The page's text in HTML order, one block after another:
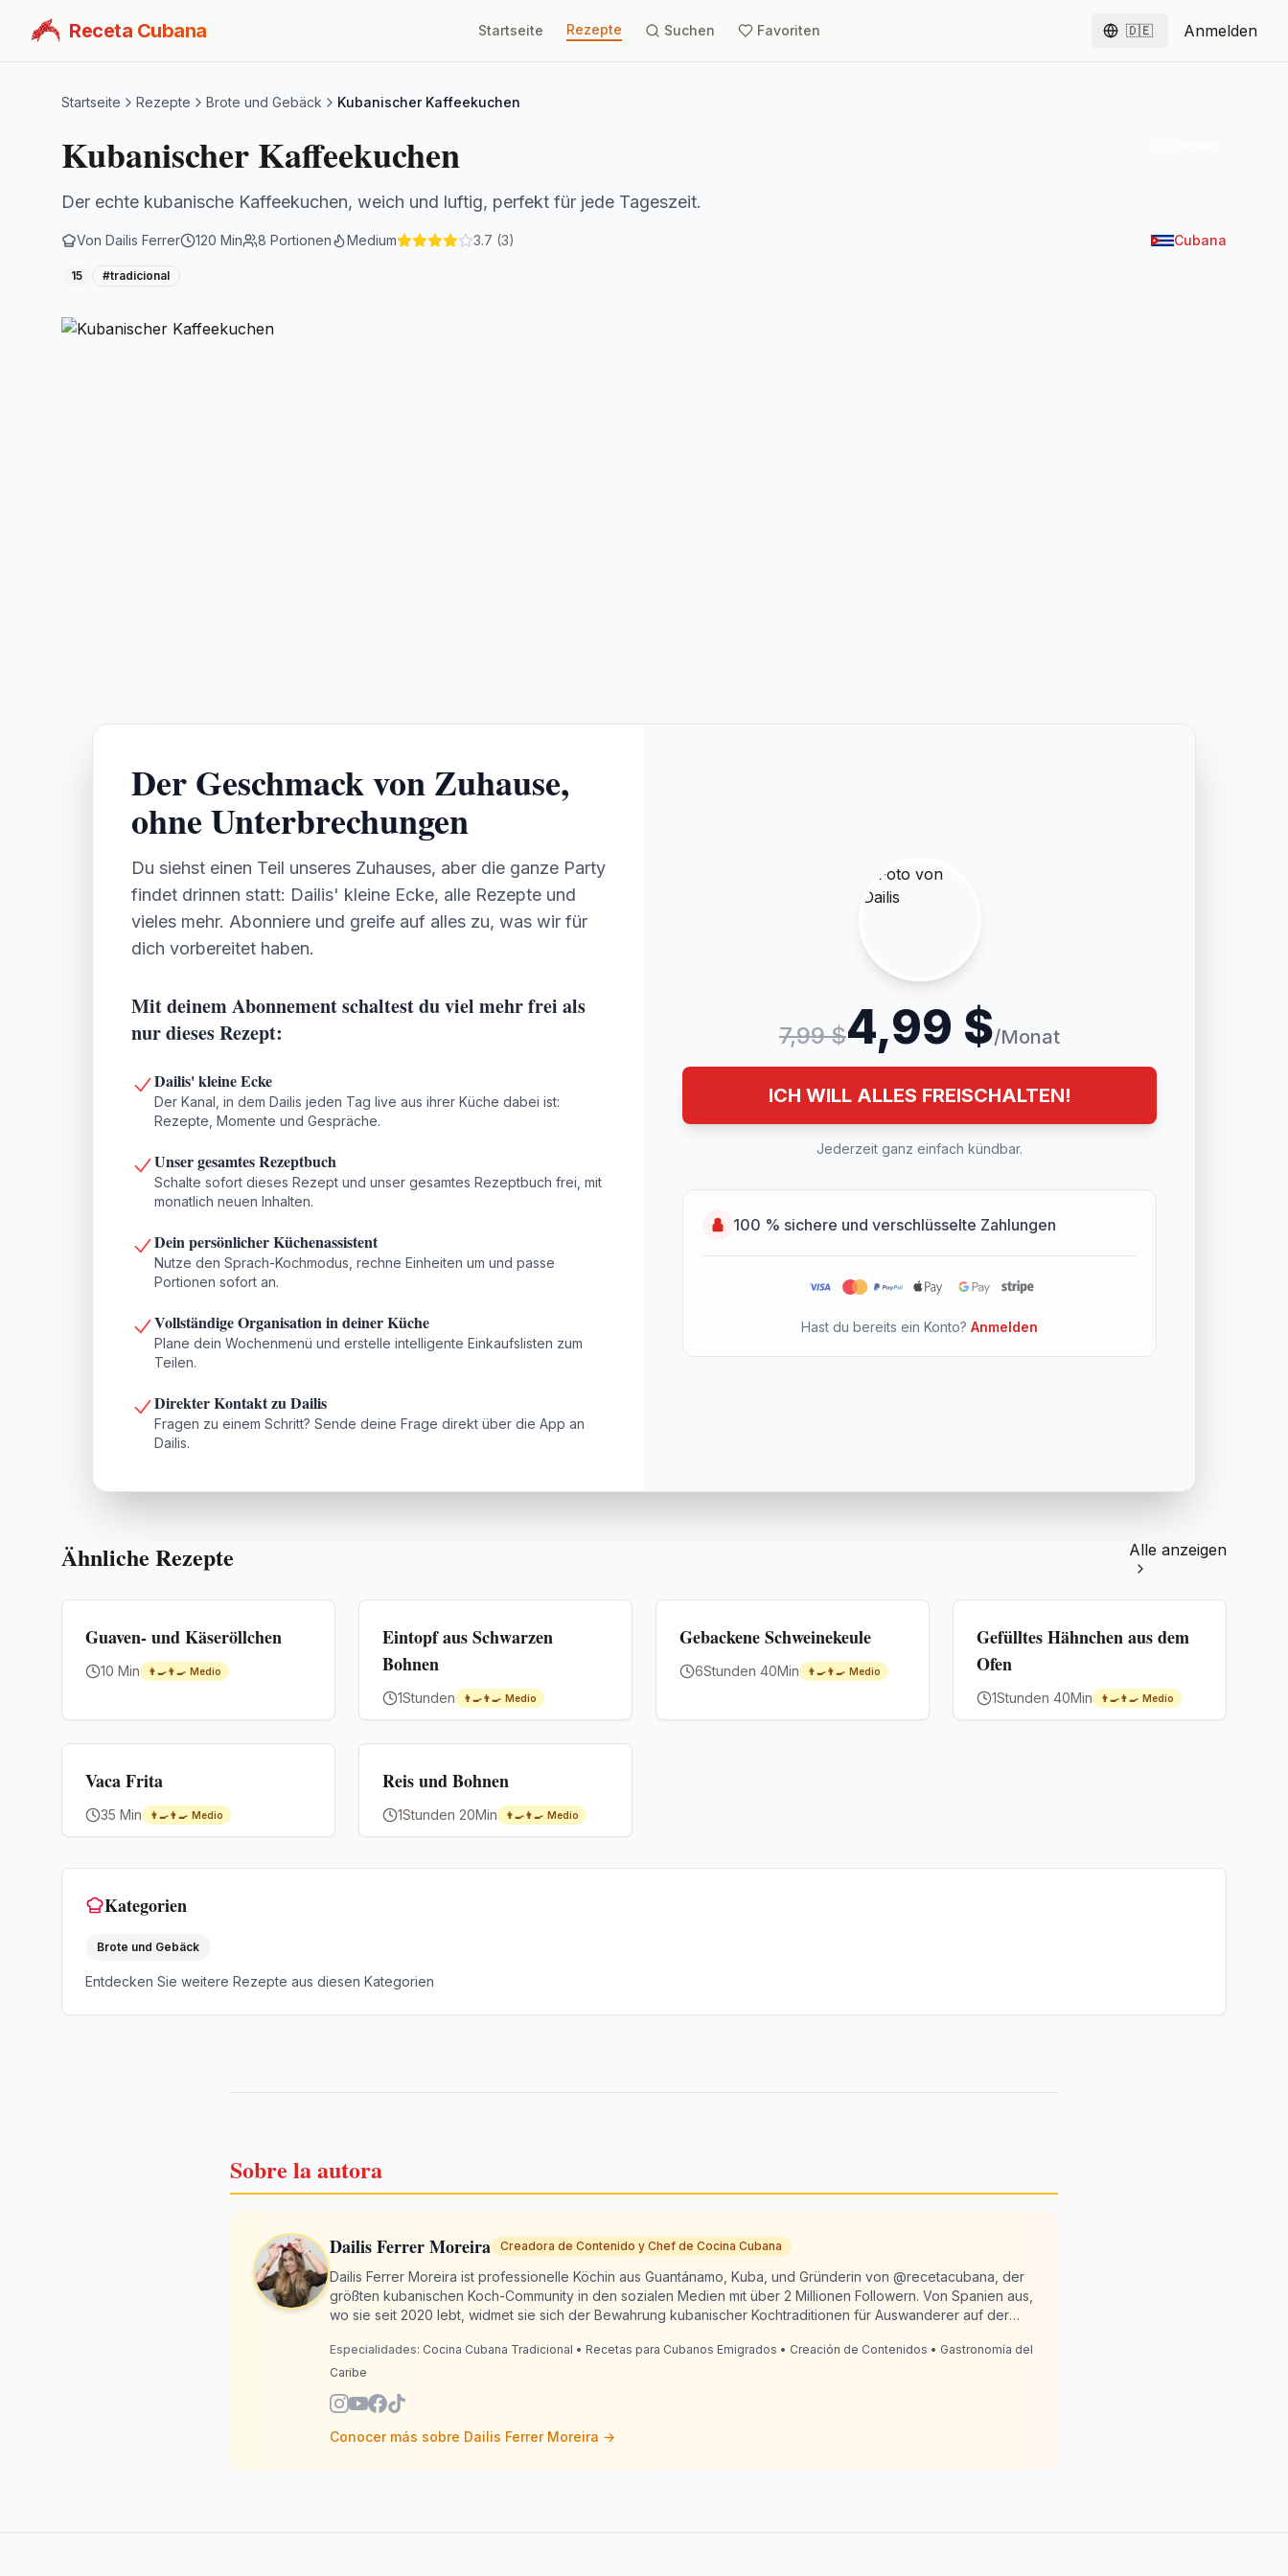
Receta Cubana Startseite Rezepte Suchen Favoriten 🇩🇪
Deutsch Anmelden
Startseite Rezepte Brote und Gebäck Kubanischer Kaffeekuchen
Kubanischer Kaffeekuchen
Der echte kubanische Kaffeekuchen, weich und luftig, perfekt für jede Tageszeit.
Von Dailis Ferrer 120 Min 8 Portionen Medium 3.7 (3) Cubana
15 #tradicional
Der Geschmack von Zuhause,
ohne Unterbrechungen
Du siehst einen Teil unseres Zuhauses, aber die ganze Party
findet drinnen statt: Dailis' kleine Ecke, alle Rezepte und
vieles mehr. Abonniere und greife auf alles zu, was wir für
dich vorbereitet haben.
Mit deinem Abonnement schaltest du viel mehr frei als
nur dieses Rezept:
Dailis' kleine Ecke
Der Kanal, in dem Dailis jeden Tag live aus ihrer Küche dabei ist:
Rezepte, Momente und Gespräche.
Unser gesamtes Rezeptbuch
Schalte sofort dieses Rezept und unser gesamtes Rezeptbuch frei, mit
monatlich neuen Inhalten.
Dein persönlicher Küchenassistent
Nutze den Sprach-Kochmodus, rechne Einheiten um und passe
Portionen sofort an.
Vollständige Organisation in deiner Küche
Plane dein Wochenmenü und erstelle intelligente Einkaufslisten zum
Teilen.
Direkter Kontakt zu Dailis
Fragen zu einem Schritt? Sende deine Frage direkt über die App an
Dailis.
7,99 $4,99 $/Monat
ICH WILL ALLES FREISCHALTEN!
Jederzeit ganz einfach kündbar.
100 % sichere und verschlüsselte Zahlungen
Hast du bereits ein Konto? Anmelden
Ähnliche Rezepte Alle anzeigen
Guaven- und Käseröllchen
10 Min 👨‍🍳👨‍🍳 Medio
Eintopf aus Schwarzen
Bohnen
1Stunden 👨‍🍳👨‍🍳 Medio
Gebackene Schweinekeule
6Stunden 40Min 👨‍🍳👨‍🍳 Medio
Gefülltes Hähnchen aus dem
Ofen
1Stunden 40Min 👨‍🍳👨‍🍳 Medio
Vaca Frita
35 Min 👨‍🍳👨‍🍳 Medio
Reis und Bohnen
1Stunden 20Min 👨‍🍳👨‍🍳 Medio
Kategorien
Brote und Gebäck
Entdecken Sie weitere Rezepte aus diesen Kategorien
Sobre la autora
Dailis Ferrer Moreira Creadora de Contenido y Chef de Cocina Cubana
Dailis Ferrer Moreira ist professionelle Köchin aus Guantánamo, Kuba, und Gründerin von @recetacubana, der
größten kubanischen Koch-Community in den sozialen Medien mit über 2 Millionen Followern. Von Spanien aus,
wo sie seit 2020 lebt, widmet sie sich der Bewahrung kubanischer Kochtraditionen für Auswanderer auf der
Gericht schmeckt "wie bei Oma". RecetaCubana.app ist ihre digitale kubanische Ecke: wo Nostalgie zum
Geschmack wird, der uns verbindet.
Especialidades: Cocina Cubana Tradicional • Recetas para Cubanos Emigrados • Creación de Contenidos • Gastronomía del
Caribe
Conocer más sobre Dailis Ferrer Moreira →